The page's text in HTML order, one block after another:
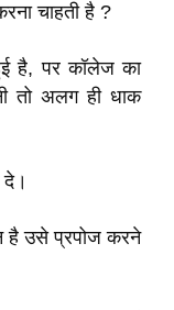
चाहती है ?
है, पर कॉलेज का
तो अलग ही धाक
है उसे प्रपोज करने